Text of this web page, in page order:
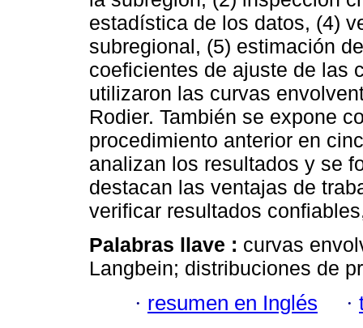
estadística de los datos, (4)
subregional, (5) estimación
coeficientes de ajuste de las
utilizaron las curvas
Rodier. También se expone
procedimiento anterior en
analizan los resultados y se
destacan las ventajas de
verificar resultados
Palabras llave : curvas
Langbein; distribuciones de
· resumen en Inglés ·